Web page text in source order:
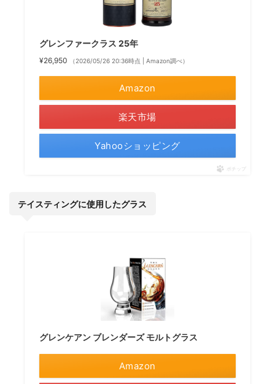
グレンファークラス 25年
¥26,950 （2026/05/26 20:36時点 | Amazon調べ）
Amazon
楽天市場
Yahooショッピング
ポチップ
テイスティングに使用したグラス
グレンケアン ブレンダーズ モルトグラス
Amazon